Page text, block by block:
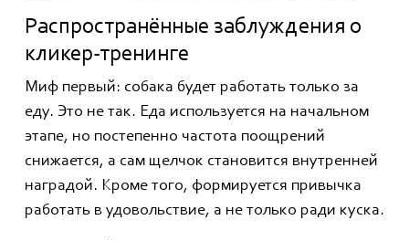
Распространённые заблуждения о
кликер-тренинге
Миф первый: собака будет работать только за
еду. Это не так. Еда используется на начальном
этапе, но постепенно частота поощрений
снижается, а сам щелчок становится внутренней
наградой. Кроме того, формируется привычка
работать в удовольствие, а не только ради куска.